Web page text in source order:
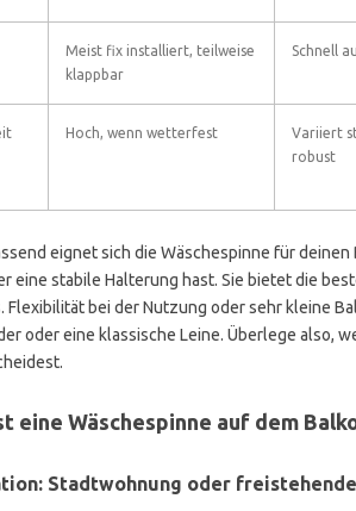
Meist fix installiert, teilweise
klappbar
Schnell
Hoch, wenn wetterfest
Variiert
robust
eignet sich die Wäschespinne für
eine stabile Halterung hast. Sie bietet die
Flexibilität bei der Nutzung oder sehr kleine
oder eine klassische Leine. Überlege also,
eine Wäschespinne auf dem
Stadtwohnung oder